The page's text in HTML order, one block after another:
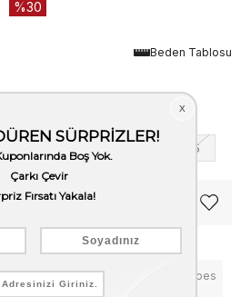
30
Beden Tablosu
45
Notify me when the price goes
down